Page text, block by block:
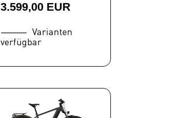
3.599,00 EUR
Varianten
verfügbar